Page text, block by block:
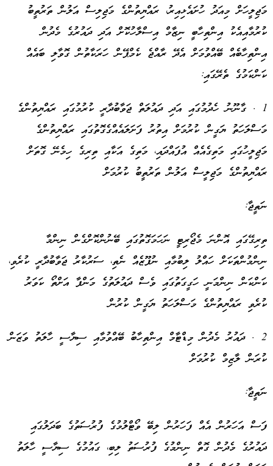
މަޖިލީހަށް މިއަދު ހުށައެޅިއިރު، ރައްޔިތުންގެ މަޖިލިސް އަލުން ތަރުތީބު
ކުރުމާއިއެކު އިންތިހާބީ ނިޒާމް އިސްލާހުކޮށް އަދި ދައުރުގެ މެދުން
އިންތިހާބެއް ބޭއްވުމަށް އެދޭ ރާއްޖެ ކެމްޕޭން ހަރަކާތުން ގޮވާލި ބައެއް
ކަންކަމުގެ ތެރޭގައި:
1 . ގާނޫނު ހެދުމުގައި އަދި ދައުލަތް ޖަވާބުދާރީ ކުރުމުގައި ރައްޔިތުންގެ
މަސްލަހަތު ޔަގީން ކުރުމަށް އިތުރު ފަށަލައެއްގެގޮތުގައި ރައްޔިތުންގެ
މަޖިލީހުގައި މަތިގެއެއް އުފައްދައި، މަތިގެ އަކާއި ތިރިގެ ހިމެނޭ ގޮތަށް
ރައްޔިތުންގެ މަޖިލީސް އަލުން ތަރުތީބު ކުރުމަށް
ނަތީޖާ:
ތިރިގޭގައި އޮންނަ މެޖޯރިޓީ ނަހަމަގޮތުގައި ބޭނުންކޮށްގެން ނިންމާ
ނިންމުންތަކަށް ހައްލު ލިބުމާއި ނުފޫޒެއް ނެތި، ސަރުކާރު ޖަވާބުދާރީ ކުރެވި،
ކަންކަން ނިންމަނީ ހަގީގަތުގައި ވެސް ދައުލަތުގެ މަންފާ އަށްތޯ ކަވަރު
ކުރެވި ރައްޔިތުންގެ މަސްލަހަތު ޔަގީން ކުރުން
2 . ދައުރު މެދުން މިޑްޓާމް އިންތިހާބު ބޭއްވުމާއި ސިޔާސީ ހާލަތު ވަޒަން
ކުރަން ލާޒިމް ކުރުމަށް
ނަތީޖާ:
ފަސް އަހަރުން އެއް ފަހަރުން ލިބޭ ވޯޓްލުމުގެ ފުރުސަތުގެ ބަދަލުގައި
ދައުރުގެ މެދުން ގޮތް ނިންމުގެ ފުރުސަތު ލިބި، ގައުމުގެ ސިޔާސީ ހާލަތު